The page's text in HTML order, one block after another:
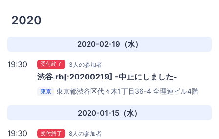
2020
2020-02-19（水）
19:30 受付終了 3人の参加者
渋谷.rb[:20200219] -中止にしました-
東京
東京都渋谷区代々木1丁目36-4 全理連ビル4階
2020-01-15（水）
19:30 受付終了 8人の参加者